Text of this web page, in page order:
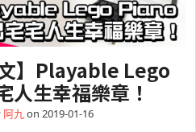
文】Playable Lego
生幸福樂章！
阿九on 2019-01-16